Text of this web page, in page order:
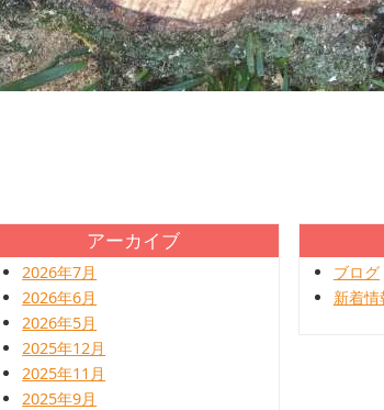
アーカイブ
2026年7月
2026年6月
2026年5月
2025年12月
2025年11月
2025年9月
ブログ
新着情